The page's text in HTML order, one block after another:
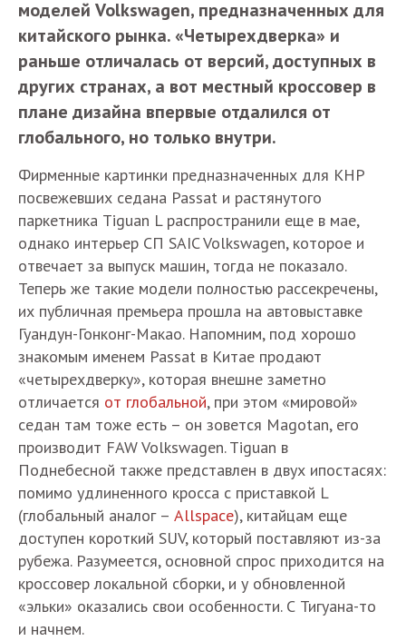
моделей Volkswagen, предназначенных для
китайского рынка. «Четырехдверка» и
раньше отличалась от версий, доступных в
других странах, а вот местный кроссовер в
плане дизайна впервые отдалился от
глобального, но только внутри.
Фирменные картинки предназначенных для КНР
посвежевших седана Passat и растянутого
паркетника Tiguan L распространили еще в мае,
однако интерьер СП SAIC Volkswagen, которое и
отвечает за выпуск машин, тогда не показало.
Теперь же такие модели полностью рассекречены,
их публичная премьера прошла на автовыставке
Гуандун-Гонконг-Макао. Напомним, под хорошо
знакомым именем Passat в Китае продают
«четырехдверку», которая внешне заметно
отличается от глобальной, при этом «мировой»
седан там тоже есть – он зовется Magotan, его
производит FAW Volkswagen. Tiguan в
Поднебесной также представлен в двух ипостасях:
помимо удлиненного кросса с приставкой L
(глобальный аналог – Allspace), китайцам еще
доступен короткий SUV, который поставляют из-за
рубежа. Разумеется, основной спрос приходится на
кроссовер локальной сборки, и у обновленной
«эльки» оказались свои особенности. С Тигуана-то
и начнем.